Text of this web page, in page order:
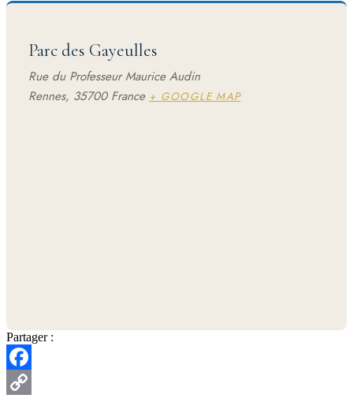
Parc des Gayeulles
Rue du Professeur Maurice Audin
Rennes, 35700 France + GOOGLE MAP
Partager :
Facebook